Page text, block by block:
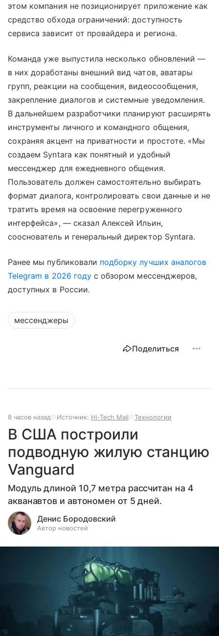
этом компания не позиционирует приложение как
средство обхода ограничений: доступность
сервиса зависит от провайдера и региона.
Команда уже выпустила несколько обновлений —
в них доработаны внешний вид чатов, аватары
групп, реакции на сообщения, видеосообщения,
закрепление диалогов и системные уведомления.
В дальнейшем разработчики планируют расширять
инструменты личного и командного общения,
сохраняя акцент на приватности и простоте. «Мы
создаем Syntara как понятный и удобный
мессенджер для ежедневного общения.
Пользователь должен самостоятельно выбирать
формат диалога, контролировать свои данные и не
тратить время на освоение перегруженного
интерфейса», — сказал Алексей Ильин,
сооснователь и генеральный директор Syntara.
Ранее мы публиковали подборку лучших аналогов
Telegram в 2026 годус обзором мессенджеров,
доступных в России.
мессенджеры
Поделиться
8 часов назад Источник: Hi-Tech Mail Технологии
В США построили
подводную жилую станцию
Vanguard
Модуль длиной 10,7 метра рассчитан на 4
акванавтов и автономен от 5 дней.
Денис Бородовский
Автор новостей